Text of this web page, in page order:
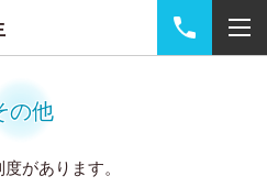
の他
があります。